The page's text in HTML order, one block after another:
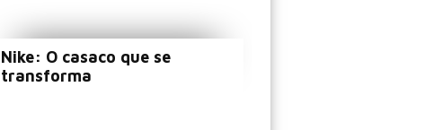
Nike: O casaco que se
transforma